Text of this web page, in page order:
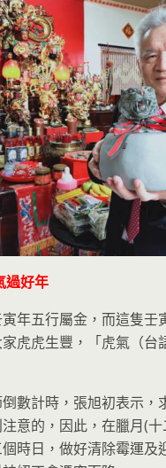
過好年
年五行屬金，而這隻壬
虎虎生豐，「虎氣（台
數計時，張旭初表示，
意的，因此，在臘月(十
時日，做好清除霉運及